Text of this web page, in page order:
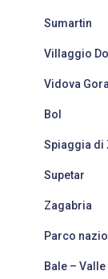
Sumartin
Villaggio
Vidova Gora
Bol
Spiaggia di
Supetar
Zagabria
Parco
Bale – Valle